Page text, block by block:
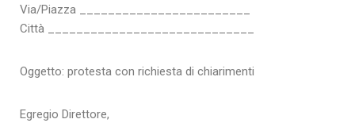
Via/Piazza ________________________
Città _____________________________
Oggetto: protesta con richiesta di chiarimenti
Egregio Direttore,